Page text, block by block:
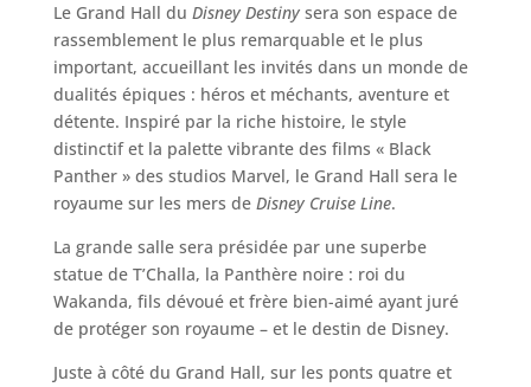
Le Grand Hall du Disney Destinysera son espace de
rassemblement le plus remarquable et le plus
important, accueillant les invités dans un monde de
dualités épiques : héros et méchants, aventure et
détente. Inspiré par la riche histoire, le style
distinctif et la palette vibrante des films « Black
Panther » des studios Marvel, le Grand Hall sera le
royaume sur les mers de Disney Cruise Line.
La grande salle sera présidée par une superbe
statue de T’Challa, la Panthère noire : roi du
Wakanda, fils dévoué et frère bien-aimé ayant juré
de protéger son royaume – et le destin de Disney.
Juste à côté du Grand Hall, sur les ponts quatre et